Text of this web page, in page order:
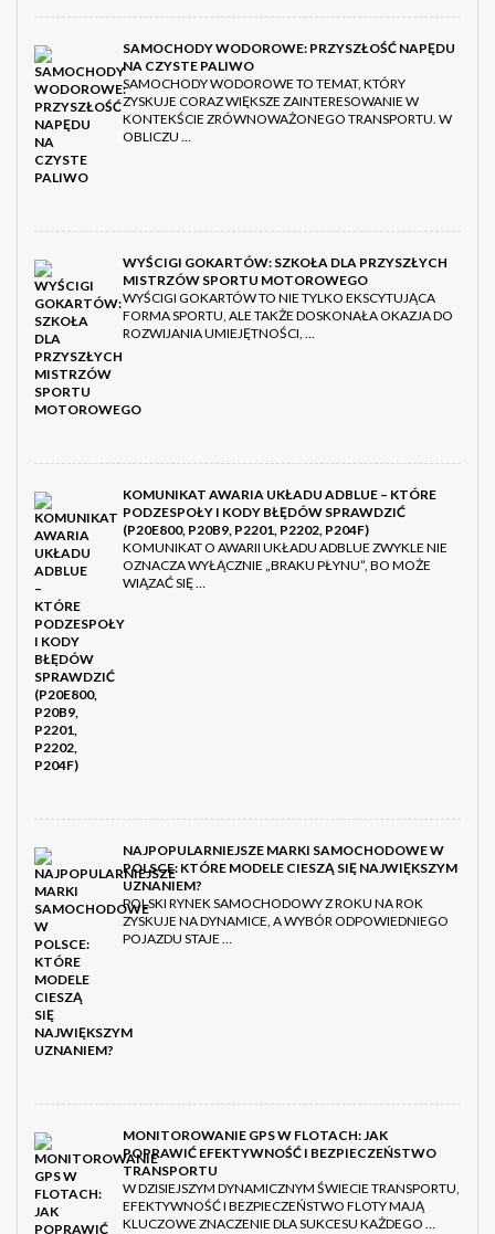
SAMOCHODY WODOROWE: PRZYSZŁOŚĆ NAPĘDU
NA CZYSTE PALIWO
SAMOCHODY WODOROWE TO TEMAT, KTÓRY
ZYSKUJE CORAZ WIĘKSZE ZAINTERESOWANIE W
KONTEKŚCIE ZRÓWNOWAŻONEGO TRANSPORTU. W
OBLICZU …
WYŚCIGI GOKARTÓW: SZKOŁA DLA PRZYSZŁYCH
MISTRZÓW SPORTU MOTOROWEGO
WYŚCIGI GOKARTÓW TO NIE TYLKO EKSCYTUJĄCA
FORMA SPORTU, ALE TAKŻE DOSKONAŁA OKAZJA DO
ROZWIJANIA UMIEJĘTNOŚCI, …
KOMUNIKAT AWARIA UKŁADU ADBLUE – KTÓRE
PODZESPOŁY I KODY BŁĘDÓW SPRAWDZIĆ
(P20E800, P20B9, P2201, P2202, P204F)
KOMUNIKAT O AWARII UKŁADU ADBLUE ZWYKLE NIE
OZNACZA WYŁĄCZNIE „BRAKU PŁYNU”, BO MOŻE
WIĄZAĆ SIĘ …
NAJPOPULARNIEJSZE MARKI SAMOCHODOWE W
POLSCE: KTÓRE MODELE CIESZĄ SIĘ NAJWIĘKSZYM
UZNANIEM?
POLSKI RYNEK SAMOCHODOWY Z ROKU NA ROK
ZYSKUJE NA DYNAMICE, A WYBÓR ODPOWIEDNIEGO
POJAZDU STAJE …
MONITOROWANIE GPS W FLOTACH: JAK
POPRAWIĆ EFEKTYWNOŚĆ I BEZPIECZEŃSTWO
TRANSPORTU
W DZISIEJSZYM DYNAMICZNYM ŚWIECIE TRANSPORTU,
EFEKTYWNOŚĆ I BEZPIECZEŃSTWO FLOTY MAJĄ
KLUCZOWE ZNACZENIE DLA SUKCESU KAŻDEGO …